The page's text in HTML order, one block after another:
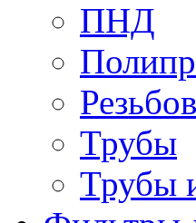
ПНД
Трубы
Трубы